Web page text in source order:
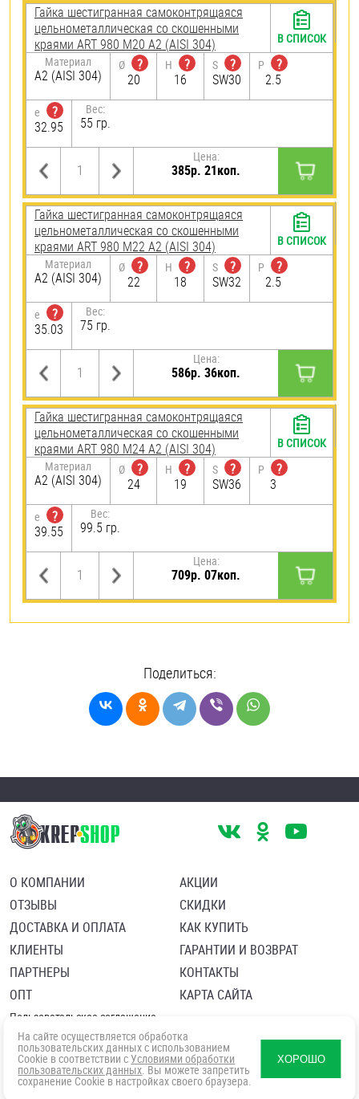
Гайка шестигранная самоконтрящаяся
цельнометаллическая со скошенными
краями ART 980 М20 А2 (AISI 304)
Материал
А2 (AISI 304)
Ø
?
20
H
?
16
S
?
SW30
P
?
2.5
e
?
32.95
Вес:
55 гр.
Цена:
385р. 21коп.
В СПИСОК
Гайка шестигранная самоконтрящаяся
цельнометаллическая со скошенными
краями ART 980 М22 А2 (AISI 304)
Материал
А2 (AISI 304)
Ø
?
22
H
?
18
S
?
SW32
P
?
2.5
e
?
35.03
Вес:
75 гр.
Цена:
586р. 36коп.
В СПИСОК
Гайка шестигранная самоконтрящаяся
цельнометаллическая со скошенными
краями ART 980 М24 А2 (AISI 304)
Материал
А2 (AISI 304)
Ø
?
24
H
?
19
S
?
SW36
P
?
3
e
?
39.55
Вес:
99.5 гр.
Цена:
709р. 07коп.
В СПИСОК
Поделиться:
О КОМПАНИИ
ОТЗЫВЫ
ДОСТАВКА И ОПЛАТА
КЛИЕНТЫ
ПАРТНЕРЫ
ОПТ
АКЦИИ
СКИДКИ
КАК КУПИТЬ
ГАРАНТИИ И ВОЗВРАТ
КОНТАКТЫ
КАРТА САЙТА
Пользовательское соглашение
Политика в отношении обработки персональных данных
Согласие посетителя сайта на обработку персональных данны
На сайте осуществляется обработка
пользовательских данных с использованием
Cookie в соответствии с Условиями обработки
пользовательских данных. Вы можете запретить
сохранение Cookie в настройках своего браузера.
ХОРОШО